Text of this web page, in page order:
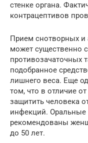
стенке органа.
контрацептивов
Прием снотворных и
может существенно
противозачаточных
подобранное
лишнего веса. Еще
том, что в отличие
защитить человека
инфекций. Оральные
рекомендованы
до 50 лет.